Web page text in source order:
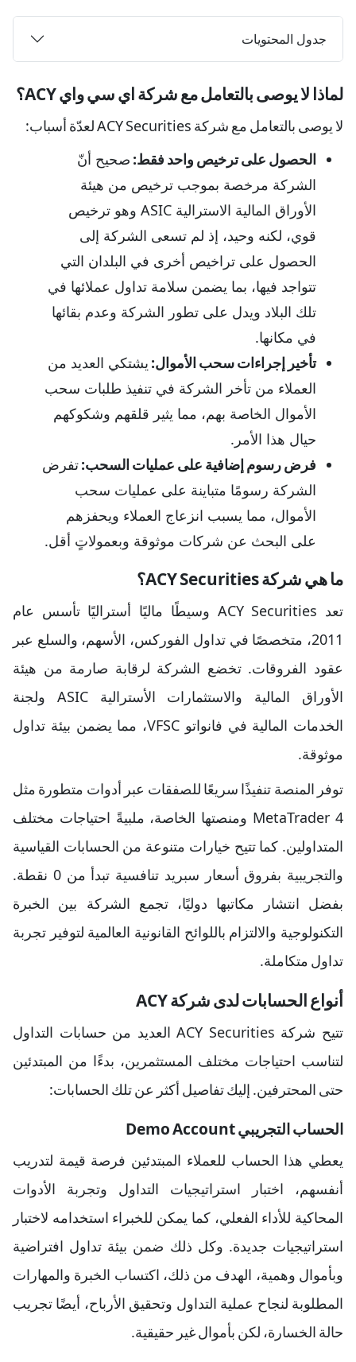
جدول المحتويات
لماذا لا يوصى بالتعامل مع شركة اي سي واي ACY؟
لا يوصى بالتعامل مع شركة ACY Securities لعدّة أسباب:
الحصول على ترخيص واحد فقط: صحيح أنّ
الشركة مرخصة بموجب ترخيص من هيئة
الأوراق المالية الاسترالية ASIC وهو ترخيص
قوي، لكنه وحيد، إذ لم تسعى الشركة إلى
الحصول على تراخيص أخرى في البلدان التي
تتواجد فيها، بما يضمن سلامة تداول عملائها في
تلك البلاد ويدل على تطور الشركة وعدم بقائها
في مكانها.
تأخير إجراءات سحب الأموال: يشتكي العديد من
العملاء من تأخر الشركة في تنفيذ طلبات سحب
الأموال الخاصة بهم، مما يثير قلقهم وشكوكهم
حيال هذا الأمر.
فرض رسوم إضافية على عمليات السحب:تفرض
الشركة رسومًا متباينة على عمليات سحب
الأموال، مما يسبب انزعاج العملاء ويحفزهم
على البحث عن شركات موثوقة وبعمولاتٍ أقل.
ما هي شركة ACY Securities؟
تعد ACY Securities وسيطًا ماليًا أستراليًا تأسس عام
2011، متخصصًا في تداول الفوركس، الأسهم، والسلع عبر
عقود الفروقات. تخضع الشركة لرقابة صارمة من هيئة
الأوراق المالية والاستثمارات الأسترالية ASIC ولجنة
الخدمات المالية في فانواتو VFSC، مما يضمن بيئة تداول
موثوقة.
توفر المنصة تنفيذًا سريعًا للصفقات عبر أدوات متطورة مثل
MetaTrader 4 ومنصتها الخاصة، ملبيةً احتياجات مختلف
المتداولين. كما تتيح خيارات متنوعة من الحسابات القياسية
والتجريبية بفروق أسعار سبريد تنافسية تبدأ من 0 نقطة.
بفضل انتشار مكاتبها دوليًا، تجمع الشركة بين الخبرة
التكنولوجية والالتزام باللوائح القانونية العالمية لتوفير تجربة
تداول متكاملة.
أنواع الحسابات لدى شركة ACY
تتيح شركة ACY Securities العديد من حسابات التداول
لتناسب احتياجات مختلف المستثمرين، بدءًا من المبتدئين
حتى المحترفين. إليك تفاصيل أكثر عن تلك الحسابات:
الحساب التجريبي Demo Account
يعطي هذا الحساب للعملاء المبتدئين فرصة قيمة لتدريب
أنفسهم، اختبار استراتيجيات التداول وتجربة الأدوات
المحاكية للأداء الفعلي، كما يمكن للخبراء استخدامه لاختبار
استراتيجيات جديدة. وكل ذلك ضمن بيئة تداول افتراضية
وبأموال وهمية، الهدف من ذلك، اكتساب الخبرة والمهارات
المطلوبة لنجاح عملية التداول وتحقيق الأرباح، أيضًا تجريب
حالة الخسارة، لكن بأموال غير حقيقية.